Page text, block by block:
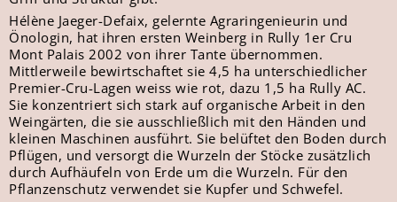
Hélène Jaeger-Defaix, gelernte Agraringenieurin und
Önologin, hat ihren ersten Weinberg in Rully 1er Cru
Mont Palais 2002 von ihrer Tante übernommen.
Mittlerweile bewirtschaftet sie 4,5 ha unterschiedlicher
Premier-Cru-Lagen weiss wie rot, dazu 1,5 ha Rully AC.
Sie konzentriert sich stark auf organische Arbeit in den
Weingärten, die sie ausschließlich mit den Händen und
kleinen Maschinen ausführt. Sie belüftet den Boden durch
Pflügen, und versorgt die Wurzeln der Stöcke zusätzlich
durch Aufhäufeln von Erde um die Wurzeln. Für den
Pflanzenschutz verwendet sie Kupfer und Schwefel.